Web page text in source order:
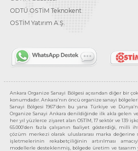
ODTÜ OSTİM Teknokent
OSTİM Yatırım A.Ş.
Ankara Organize Sanayi Bölgesi açısından diğer bir
konumdadır. Ankara’nın öncü organize sanayi
Sanayi Bölgesi 1967’den bu yana Türkiye ve
Organize Sanayi Ankara denildiğinde ilk akla gelen
her yıl yüzlerce ziyaret alan OSTİM, 17 sektör ve 139
65.000’den fazla çalışanın faaliyet gösterdiği, milli
çözüm merkezi olarak uluslararası marka değerine
işletmelerinin rekabetçiliğinin artırılması
modellerle desteklenmiş, bölgede üretim ve